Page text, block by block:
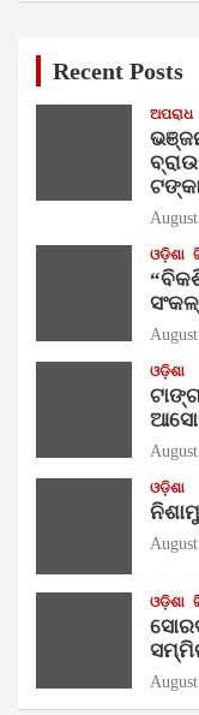
Recent Posts
ଅପରାଧ
ଓଡ଼ିଶା
ଓଡ଼ିଶା
ଓଡ଼ିଶା
ଓଡ଼ିଶା